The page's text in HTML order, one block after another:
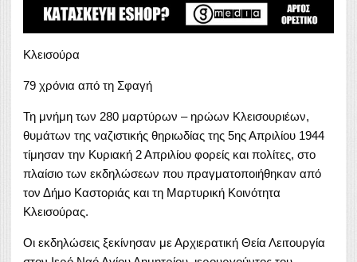
Κλεισούρα
79 χρόνια από τη Σφαγή
Τη μνήμη των 280 μαρτύρων – ηρώων Κλεισουριέων,
θυμάτων της ναζιστικής θηριωδίας της 5ης Απριλίου 1944
τίμησαν την Κυριακή 2 Απριλίου φορείς και πολίτες, στο
πλαίσιο των εκδηλώσεων που πραγματοποιήθηκαν από
τον Δήμο Καστοριάς και τη Μαρτυρική Κοινότητα
Κλεισούρας.
Οι εκδηλώσεις ξεκίνησαν με Αρχιερατική Θεία Λειτουργία